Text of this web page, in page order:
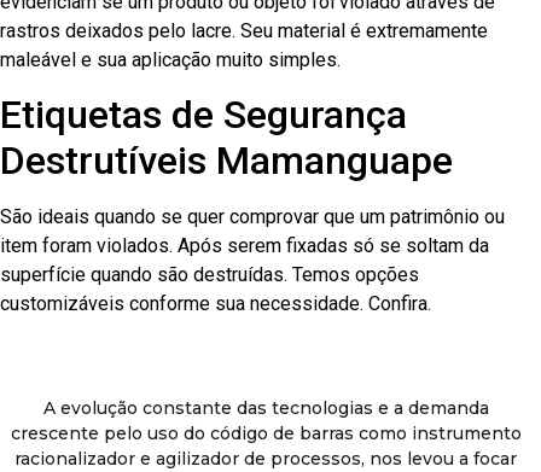
rastros deixados pelo lacre. Seu material é extremamente
maleável e sua aplicação muito simples.
Etiquetas de Segurança
Destrutíveis Mamanguape
São ideais quando se quer comprovar que um patrimônio ou
item foram violados. Após serem fixadas só se soltam da
superfície quando são destruídas. Temos opções
customizáveis conforme sua necessidade. Confira.
A evolução constante das tecnologias e a demanda
crescente pelo uso do código de barras como instrumento
racionalizador e agilizador de processos, nos levou a focar